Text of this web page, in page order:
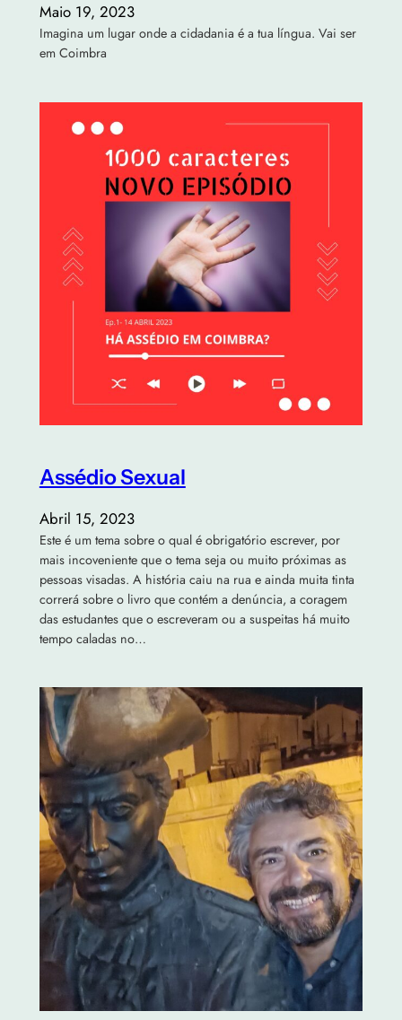
Maio 19, 2023
Imagina um lugar onde a cidadania é a tua língua. Vai ser
em Coimbra
Assédio Sexual
Abril 15, 2023
Este é um tema sobre o qual é obrigatório escrever, por
mais incoveniente que o tema seja ou muito próximas as
pessoas visadas. A história caiu na rua e ainda muita tinta
correrá sobre o livro que contém a denúncia, a coragem
das estudantes que o escreveram ou a suspeitas há muito
tempo caladas no…